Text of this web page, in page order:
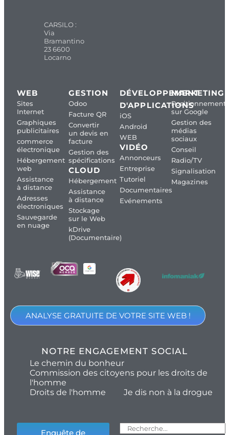
CARSILO :
Via
Bramantino
23 6600
Locarno
WEB
Sites
Internet
Graphiques
publicitaires
commerce
électronique
Hébergement
web
Assistance
à distance
Adresses
électroniques
Sauvegarde
en nuage
GESTION
Odoo
Facture QR
Convertir
un devis en
facture
Gestion des
spécifications
CLOUD
Hébergement
Assistance
à distance
Stockage
sur le Web
kDrive
(Documentaire)
DÉVELOPPEMENT
D'APPLICATIONS
iOS
Android
WEB
VIDÉO
Annonceurs
Entreprise
Tutoriel
Documentaires
Evénements
MARKETING
Positionnement
sur Google
Gestion des
médias
sociaux
Conseil
Radio/TV
Signalisation
Magazines
ANALYSE GRATUITE DE VOTRE SITE WEB !
NOTRE ENGAGEMENT SOCIAL
Le chemin du bonheur
Commission des citoyens pour les droits de
l'homme
Droits de l'homme
Je dis non à la drogue
Enquête de